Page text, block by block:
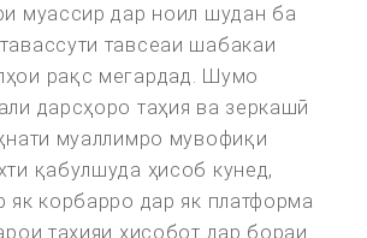
муассир дар ноил шудан ба
тавсеаи шабакаи
рақс мегардад. Шумо
дарсҳоро таҳия ва зеркашӣ
муаллимро мувофиқи
қабулшуда ҳисоб кунед,
як корбарро дар як платформа
таҳияи ҳисобот дар бораи